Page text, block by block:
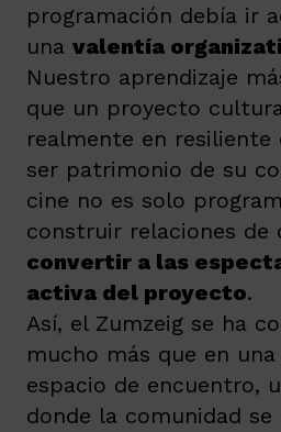
programación debía ir
una valentía
Nuestro aprendizaje
que un proyecto
realmente en resiliente
ser patrimonio de su
cine no es solo
construir relaciones de
convertir a las
activa del proyecto.
Así, el Zumzeig se ha
mucho más que en
espacio de encuentro,
donde la comunidad se